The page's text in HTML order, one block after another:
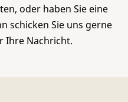
oder haben Sie eine
schicken Sie uns gerne
Ihre Nachricht.